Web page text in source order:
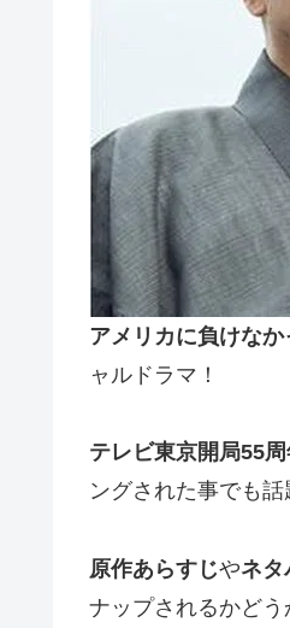
アメリカに負けなか
ャルドラマ！
テレビ東京開局55
ングされた事でも
原作あらすじやネタ
ナップされるかど